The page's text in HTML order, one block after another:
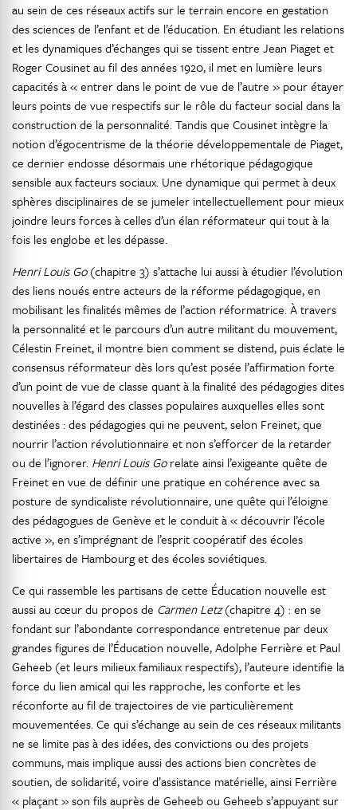
au sein de ces réseaux actifs sur le terrain encore en gestation
des sciences de l’enfant et de l’éducation. En étudiant les relations
et les dynamiques d’échanges qui se tissent entre Jean Piaget et
Roger Cousinet au fil des années 1920, il met en lumière leurs
capacités à « entrer dans le point de vue de l’autre » pour étayer
leurs points de vue respectifs sur le rôle du facteur social dans la
construction de la personnalité. Tandis que Cousinet intègre la
notion d’égocentrisme de la théorie développementale de Piaget,
ce dernier endosse désormais une rhétorique pédagogique
sensible aux facteurs sociaux. Une dynamique qui permet à deux
sphères disciplinaires de se jumeler intellectuellement pour mieux
joindre leurs forces à celles d’un élan réformateur qui tout à la
fois les englobe et les dépasse.
Henri Louis Go(chapitre 3) s’attache lui aussi à étudier l’évolution
des liens noués entre acteurs de la réforme pédagogique, en
mobilisant les finalités mêmes de l’action réformatrice. À travers
la personnalité et le parcours d’un autre militant du mouvement,
Célestin Freinet, il montre bien comment se distend, puis éclate le
consensus réformateur dès lors qu’est posée l’affirmation forte
d’un point de vue de classe quant à la finalité des pédagogies dites
nouvelles à l’égard des classes populaires auxquelles elles sont
destinées : des pédagogies qui ne peuvent, selon Freinet, que
nourrir l’action révolutionnaire et non s’efforcer de la retarder
ou de l’ignorer. Henri Louis Gorelate ainsi l’exigeante quête de
Freinet en vue de définir une pratique en cohérence avec sa
posture de syndicaliste révolutionnaire, une quête qui l’éloigne
des pédagogues de Genève et le conduit à « découvrir l’école
active », en s’imprégnant de l’esprit coopératif des écoles
libertaires de Hambourg et des écoles soviétiques.
Ce qui rassemble les partisans de cette Éducation nouvelle est
aussi au cœur du propos de Carmen Letz(chapitre 4) : en se
fondant sur l’abondante correspondance entretenue par deux
grandes figures de l’Éducation nouvelle, Adolphe Ferrière et Paul
Geheeb (et leurs milieux familiaux respectifs), l’auteure identifie la
force du lien amical qui les rapproche, les conforte et les
réconforte au fil de trajectoires de vie particulièrement
mouvementées. Ce qui s’échange au sein de ces réseaux militants
ne se limite pas à des idées, des convictions ou des projets
communs, mais implique aussi des actions bien concrètes de
soutien, de solidarité, voire d’assistance matérielle, ainsi Ferrière
« plaçant » son fils auprès de Geheeb ou Geheeb s’appuyant sur